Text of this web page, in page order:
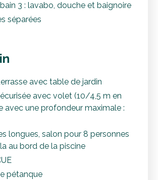
3 : lavabo, douche et baignoire
séparées
avec table de jardin
avec volet (10/4,5 m en
avec une profondeur maximale :
longues, salon pour 8 personnes
au bord de la piscine
pétanque